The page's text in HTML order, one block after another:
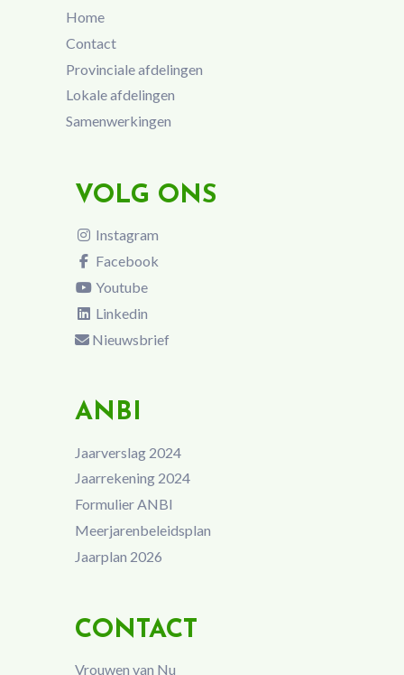
Home
Contact
Provinciale afdelingen
Lokale afdelingen
Samenwerkingen
VOLG ONS
Instagram
Facebook
Youtube
Linkedin
Nieuwsbrief
ANBI
Jaarverslag 2024
Jaarrekening 2024
Formulier ANBI
Meerjarenbeleidsplan
Jaarplan 2026
CONTACT
Vrouwen van Nu